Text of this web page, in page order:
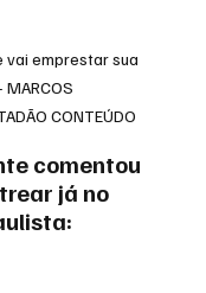
vai emprestar sua
CONTEÚDO
comentou
já no